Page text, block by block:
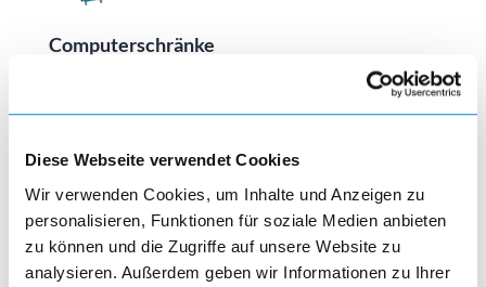
Diese Webseite verwendet Cookies
Wir verwenden Cookies, um Inhalte und Anzeigen zu
personalisieren, Funktionen für soziale Medien anbieten
zu können und die Zugriffe auf unsere Website zu
analysieren. Außerdem geben wir Informationen zu Ihrer
Computerschränke
visibility
article